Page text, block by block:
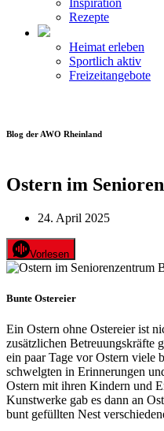
Inspiration
Rezepte
Heimat erleben
Sportlich aktiv
Freizeitangebote
Blog der AWO Rheinland
Ostern im
24. April 2025
Vorlesen
Bunte Ostereier
Ein Ostern ohne Ostereier ist
zusätzlichen Betreuungskräfte
ein paar Tage vor Ostern viele
schwelgten in Erinnerungen
Ostern mit ihren Kindern und
Kunstwerke gab es dann an
bunt gefüllten Nest